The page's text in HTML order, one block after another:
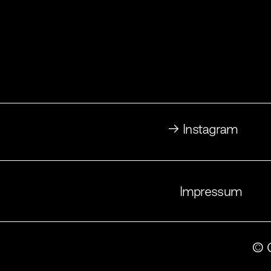
→ Instagram
Impressum
©